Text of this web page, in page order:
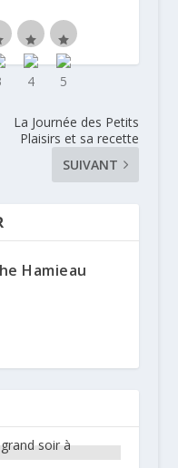
La Journée des Petits
Plaisirs et sa recette
SUIVANT
Hamieau